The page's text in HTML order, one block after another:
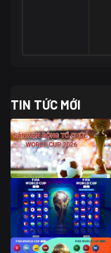
TIN TỨC MỚI